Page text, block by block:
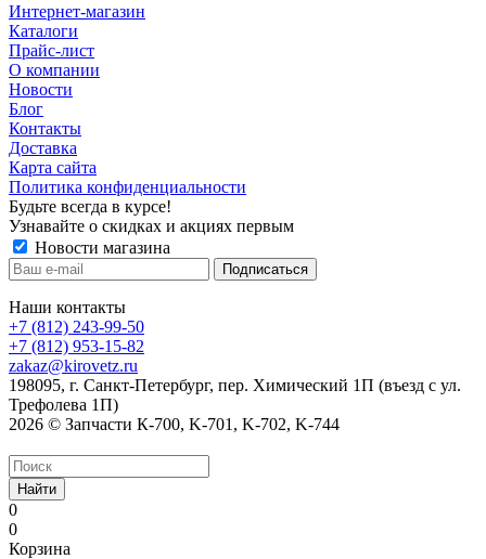
Интернет-магазин
Каталоги
Прайс-лист
О компании
Новости
Блог
Контакты
Доставка
Карта сайта
Политика конфиденциальности
Будьте всегда в курсе!
Узнавайте о скидках и акциях первым
Новости магазина
Наши контакты
+7 (812) 243-99-50
+7 (812) 953-15-82
zakaz@kirovetz.ru
198095, г. Санкт-Петербург, пер. Химический 1П (въезд с ул.
Трефолева 1П)
2026 © Запчасти К-700, K-701, K-702, K-744
Найти
0
0
Корзина